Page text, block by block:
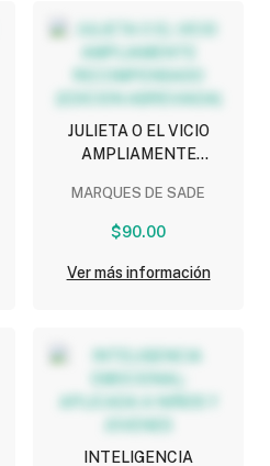
JULIETA O EL VICIO
AMPLIAMENTE
(EDICION ABREVIADA)
MARQUES DE SADE
$90.00
Ver más información
INTELIGENCIA